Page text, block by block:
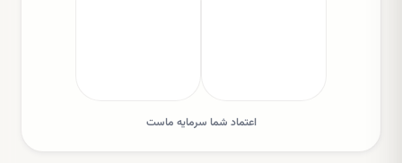
اعتماد شما سرمایه ماست